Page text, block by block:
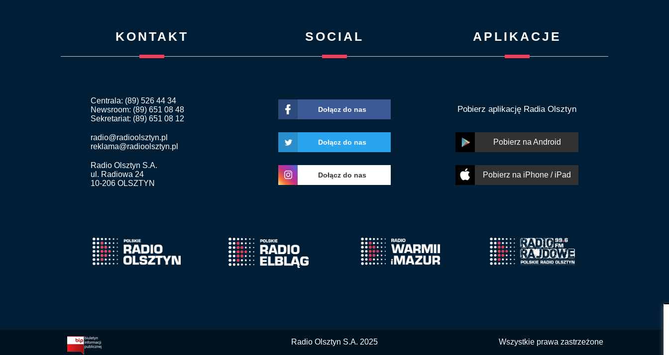
KONTAKT
Centrala: (89) 526 44 34
Newsroom: (89) 651 08 48
Sekretariat: (89) 651 08 12
radio@radioolsztyn.pl
reklama@radioolsztyn.pl
Radio Olsztyn S.A.
ul. Radiowa 24
10-206 OLSZTYN
SOCIAL
Dołącz do nas
Dołącz do nas
Dołącz do nas
APLIKACJE
Pobierz aplikację Radia Olsztyn
Pobierz na Android
Pobierz na iPhone / iPad
Radio Olsztyn S.A. 2025 Wszystkie prawa zastrzeżone